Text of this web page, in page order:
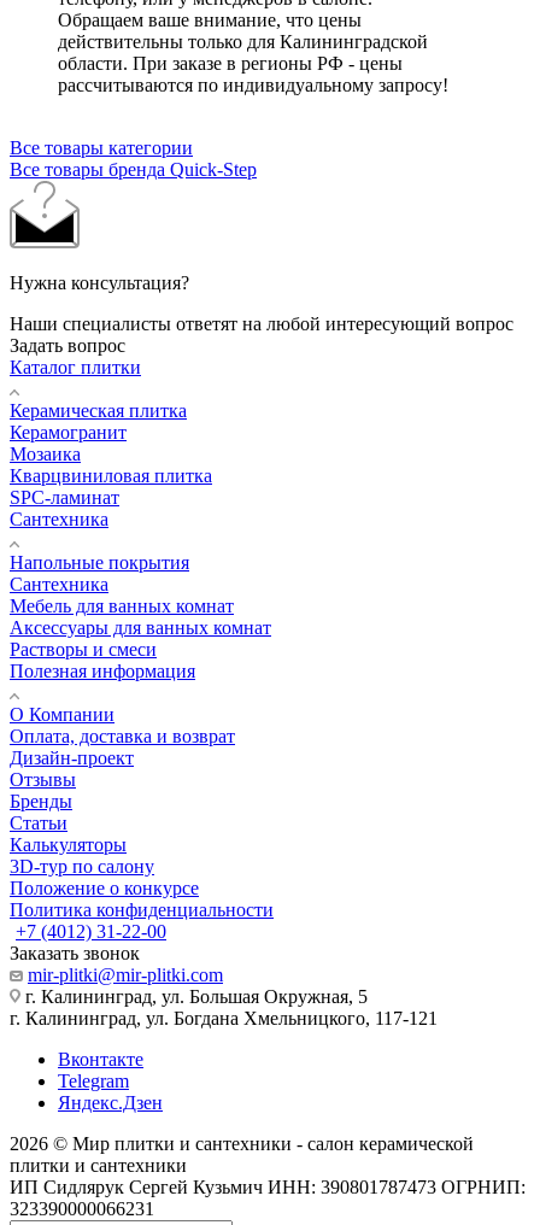
Обращаем ваше внимание, что цены
действительны только для Калининградской
области. При заказе в регионы РФ - цены
рассчитываются по индивидуальному запросу!
Все товары категории
Все товары бренда Quick-Step
Нужна консультация?
Наши специалисты ответят на любой интересующий вопрос
Задать вопрос
Каталог плитки
Керамическая плитка
Керамогранит
Мозаика
Кварцвиниловая плитка
SPC-ламинат
Сантехника
Напольные покрытия
Сантехника
Мебель для ванных комнат
Аксессуары для ванных комнат
Растворы и смеси
Полезная информация
О Компании
Оплата, доставка и возврат
Дизайн-проект
Отзывы
Бренды
Статьи
Калькуляторы
3D-тур по салону
Положение о конкурсе
Политика конфиденциальности
+7 (4012) 31-22-00
Заказать звонок
mir-plitki@mir-plitki.com
г. Калининград, ул. Большая Окружная, 5
г. Калининград, ул. Богдана Хмельницкого, 117-121
Вконтакте
Telegram
Яндекс.Дзен
2026 © Мир плитки и сантехники - салон керамической
плитки и сантехники
ИП Сидлярук Сергей Кузьмич ИНН: 390801787473 ОГРНИП:
323390000066231